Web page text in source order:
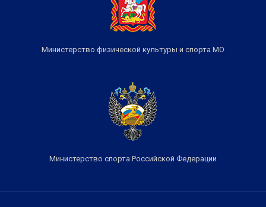
Министерство физической культуры и спорта МО
Министерство спорта Российской Федерации